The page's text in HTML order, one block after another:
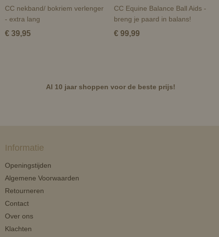
CC nekband/ bokriem verlenger
- extra lang
€ 39,95
CC Equine Balance Ball Aids -
breng je paard in balans!
€ 99,99
Al 10 jaar shoppen voor de beste prijs!
Informatie
Openingstijden
Algemene Voorwaarden
Retourneren
Contact
Over ons
Klachten